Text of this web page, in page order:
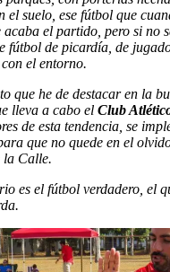
el suelo, ese fútbol que
acaba el partido, pero si no
fútbol de picardía, de
el entorno.
que he de destacar en la
lleva a cabo el Club
de esta tendencia, se
que no quede en el
la Calle.
es el fútbol verdadero, el